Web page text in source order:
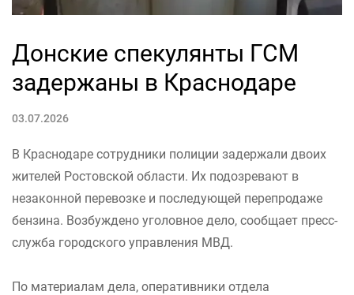
Донские спекулянты ГСМ
задержаны в Краснодаре
03.07.2026
В Краснодаре сотрудники полиции задержали двоих
жителей Ростовской области. Их подозревают в
незаконной перевозке и последующей перепродаже
бензина. Возбуждено уголовное дело, сообщает пресс-
служба городского управления МВД.
По материалам дела, оперативники отдела